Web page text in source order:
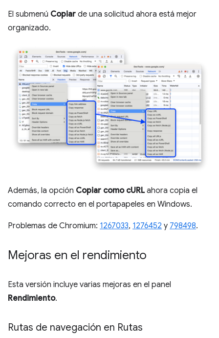
El submenú Copiar de una solicitud ahora está mejor
organizado.
Además, la opción Copiar como cURLahora copia el
comando correcto en el portapapeles en Windows.
Problemas de Chromium: 1267033, 1276452 y 798498.
Mejoras en el rendimiento
Esta versión incluye varias mejoras en el panel
Rendimiento.
Rutas de navegación en Rutas